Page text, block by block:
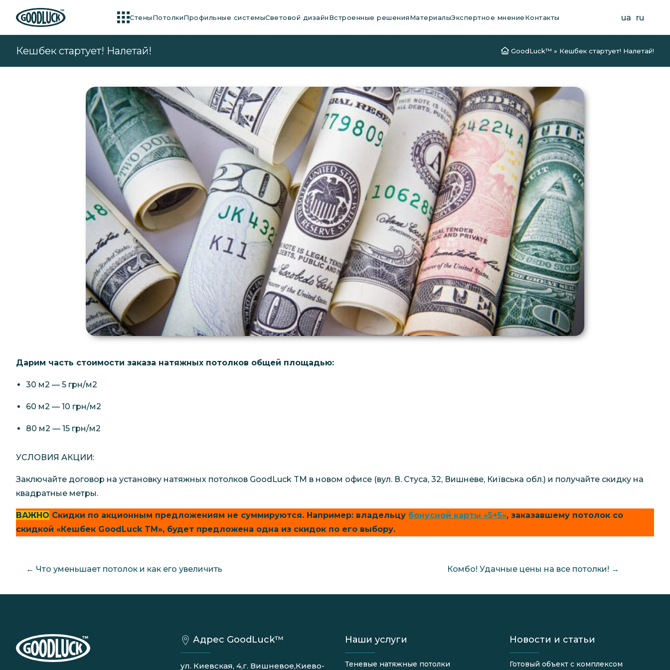
CтеныПотолкиПрофильные системыСветовой дизайнВстроенные решенияМатериалыЭкспертное мнениеКонтакты ua ru
Кешбек стартует! Налетай! GoodLuck™ » Кешбек стартует! Налетай!
Дарим часть стоимости заказа натяжных потолков общей площадью:
30 м2 — 5 грн/м2
60 м2 — 10 грн/м2
80 м2 — 15 грн/м2
УСЛОВИЯ АКЦИИ:
Заключайте договор на установку натяжных потолков GoodLuck TM в новом офисе (вул. В. Стуса, 32, Вишневе, Київська обл.) и получайте скидку на
квадратные метры.
ВАЖНО Скидки по акционным предложениям не суммируются. Например: владельцу бонусной карты «5+5», заказавшему потолок со
скидкой «Кешбек GoodLuck TM», будет предложена одна из скидок по его выбору.
← Что уменьшает потолок и как его увеличить Комбо! Удачные цены на все потолки! →
Адрес GoodLuck™
ул. Киевская, 4,г. Вишневое,Киево-
Наши услуги
Теневые натяжные потолки
Новости и статьи
Готовый объект с комплексом